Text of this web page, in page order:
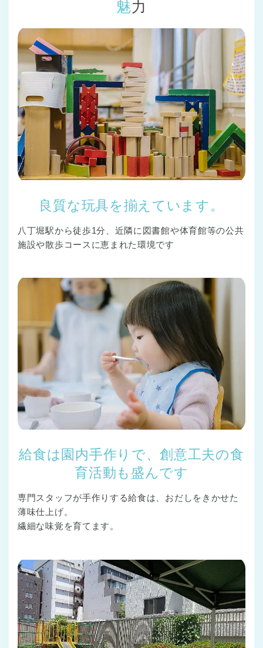
神奈川県 神奈川県 全域
千葉県 千葉県 全域
埼玉県 埼玉県 全域
兵庫県 兵庫県 全域
魅力
良質な玩具を揃えています。
八丁堀駅から徒歩1分、近隣に図書館や体育館等の公共
施設や散歩コースに恵まれた環境です
給食は園内手作りで、創意工夫の食
育活動も盛んです
専門スタッフが手作りする給食は、おだしをきかせた
薄味仕上げ。
繊細な味覚を育てます。